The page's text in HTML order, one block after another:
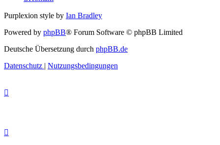
Purplexion style by Ian Bradley
Powered by phpBB® Forum Software © phpBB Limited
Deutsche Übersetzung durch phpBB.de
Datenschutz | Nutzungsbedingungen